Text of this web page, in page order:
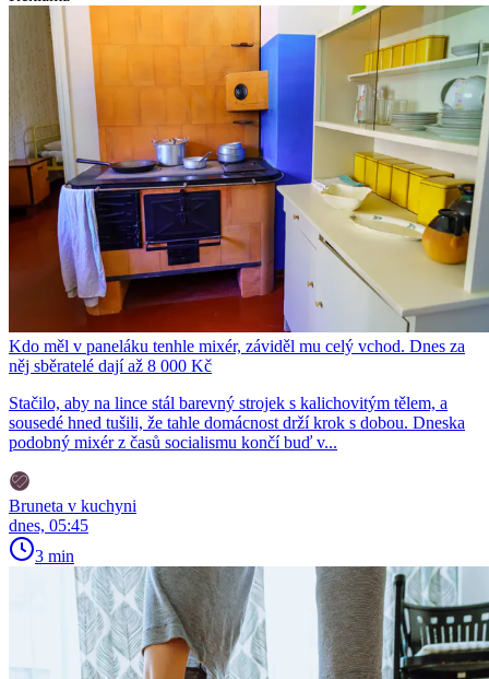
Kdo měl v paneláku tenhle mixér, záviděl mu celý vchod. Dnes za
něj sběratelé dají až 8 000 Kč
Stačilo, aby na lince stál barevný strojek s kalichovitým tělem, a
sousedé hned tušili, že tahle domácnost drží krok s dobou. Dneska
podobný mixér z časů socialismu končí buď v...
Bruneta v kuchyni
dnes, 05:45
3 min